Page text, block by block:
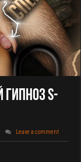
S-
Leave a comment